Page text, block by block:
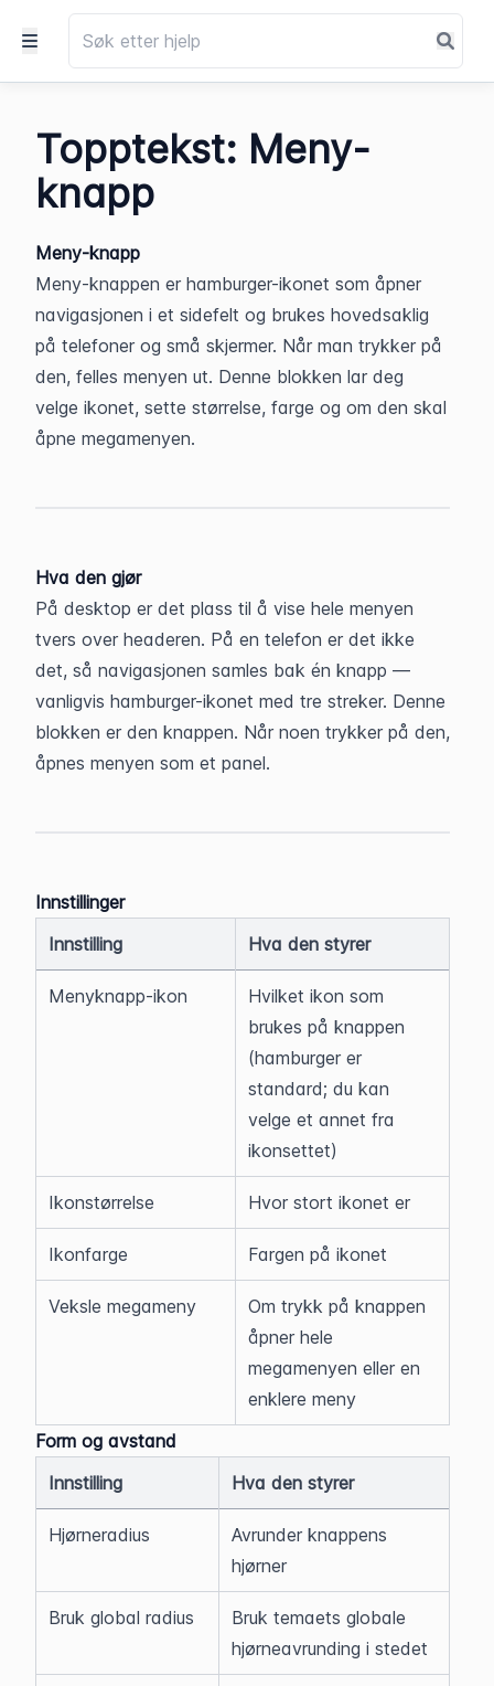
Topptekst: Meny-
knapp
Meny-knapp
Meny-knappen er hamburger-ikonet som åpner
navigasjonen i et sidefelt og brukes hovedsaklig
på telefoner og små skjermer. Når man trykker på
den, felles menyen ut. Denne blokken lar deg
velge ikonet, sette størrelse, farge og om den skal
åpne megamenyen.
Hva den gjør
På desktop er det plass til å vise hele menyen
tvers over headeren. På en telefon er det ikke
det, så navigasjonen samles bak én knapp —
vanligvis hamburger-ikonet med tre streker. Denne
blokken er den knappen. Når noen trykker på den,
åpnes menyen som et panel.
Innstillinger
Innstilling
Hva den styrer
Menyknapp-ikon
Hvilket ikon som
brukes på knappen
(hamburger er
standard; du kan
velge et annet fra
ikonsettet)
Ikonstørrelse Hvor stort ikonet er
Ikonfarge Fargen på ikonet
Veksle megameny
Om trykk på knappen
åpner hele
megamenyen eller en
enklere meny
Form og avstand
Innstilling
Hva den styrer
Hjørneradius
Avrunder knappens
hjørner
Bruk global radius
Bruk temaets globale
hjørneavrunding i stedet